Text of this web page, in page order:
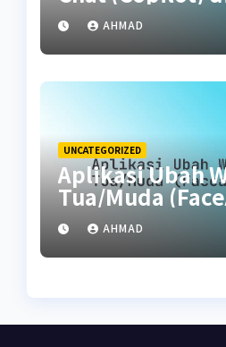
Edge Mobile
AHMAD
UNCATEGORIZED
Aplikasi Ubah
Tua/Muda
AHMAD